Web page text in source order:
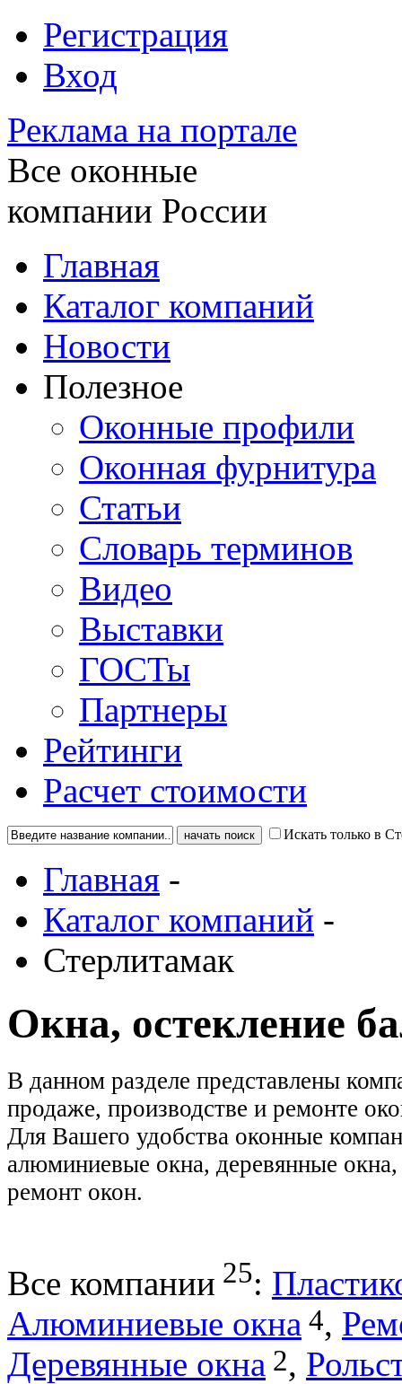
Регистрация
Вход
Реклама на портале
Все оконные
компании России
Главная
Каталог компаний
Новости
Полезное
Оконные профили
Оконная фурнитура
Статьи
Словарь терминов
Видео
Выставки
ГОСТы
Партнеры
Рейтинги
Расчет стоимости
Искать только в
Главная -
Каталог компаний -
Стерлитамак
Окна, остекление
В данном разделе представлены
продаже, производстве и ремонте
Для Вашего удобства оконные
алюминиевые окна, деревянные
ремонт окон.
Все компании 25:
Алюминиевые окна 4,
Деревянные окна 2,